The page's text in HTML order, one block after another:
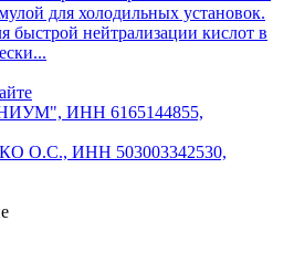
для холодильных установок.
быстрой нейтрализации кислот в